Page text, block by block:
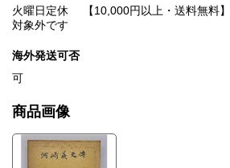
火曜日定休 【10,000円以上・送料無料
対象外です
海外発送可否
可
商品画像